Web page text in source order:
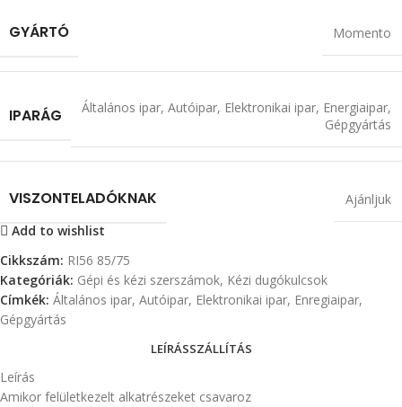
GYÁRTÓ Momento
IPARÁG Általános ipar, Autóipar, Elektronikai ipar, Energiaipar,
Gépgyártás
VISZONTELADÓKNAK
Ajánljuk
Add to wishlist
Cikkszám: RI56 85/75
Kategóriák: Gépi és kézi szerszámok, Kézi dugókulcsok
Címkék: Általános ipar, Autóipar, Elektronikai ipar, Enregiaipar,
Gépgyártás
LEÍRÁSSZÁLLÍTÁS
Leírás
Amikor felületkezelt alkatrészeket csavaroz